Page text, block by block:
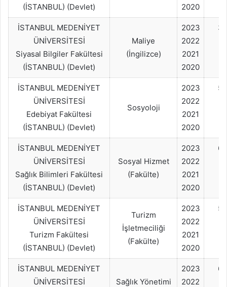
(İSTANBUL) (Devlet)
2020
İSTANBUL MEDENİYET
ÜNİVERSİTESİ
Siyasal Bilgiler Fakültesi
(İSTANBUL) (Devlet)
Maliye
(İngilizce)
2023
2022
2021
2020
İSTANBUL MEDENİYET
ÜNİVERSİTESİ
Edebiyat Fakültesi
(İSTANBUL) (Devlet)
Sosyoloji
2023
2022
2021
2020
İSTANBUL MEDENİYET
ÜNİVERSİTESİ
Sağlık Bilimleri Fakültesi
(İSTANBUL) (Devlet)
Sosyal Hizmet
(Fakülte)
2023
2022
2021
2020
İSTANBUL MEDENİYET
ÜNİVERSİTESİ
Turizm Fakültesi
(İSTANBUL) (Devlet)
Turizm
İşletmeciliği
(Fakülte)
2023
2022
2021
2020
İSTANBUL MEDENİYET
ÜNİVERSİTESİ
Sağlık Yönetimi
2023
2022